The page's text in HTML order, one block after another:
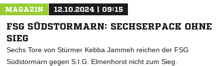
MAGAZIN 12.10.2024 | 09:15
FSG SÜDSTORMARN: SECHSERPACK OHNE
SIEG
Sechs Tore von Stürmer Kebba Jammeh reichen der FSG
Südstormarn gegen S.I.G. Elmenhorst nicht zum Sieg.